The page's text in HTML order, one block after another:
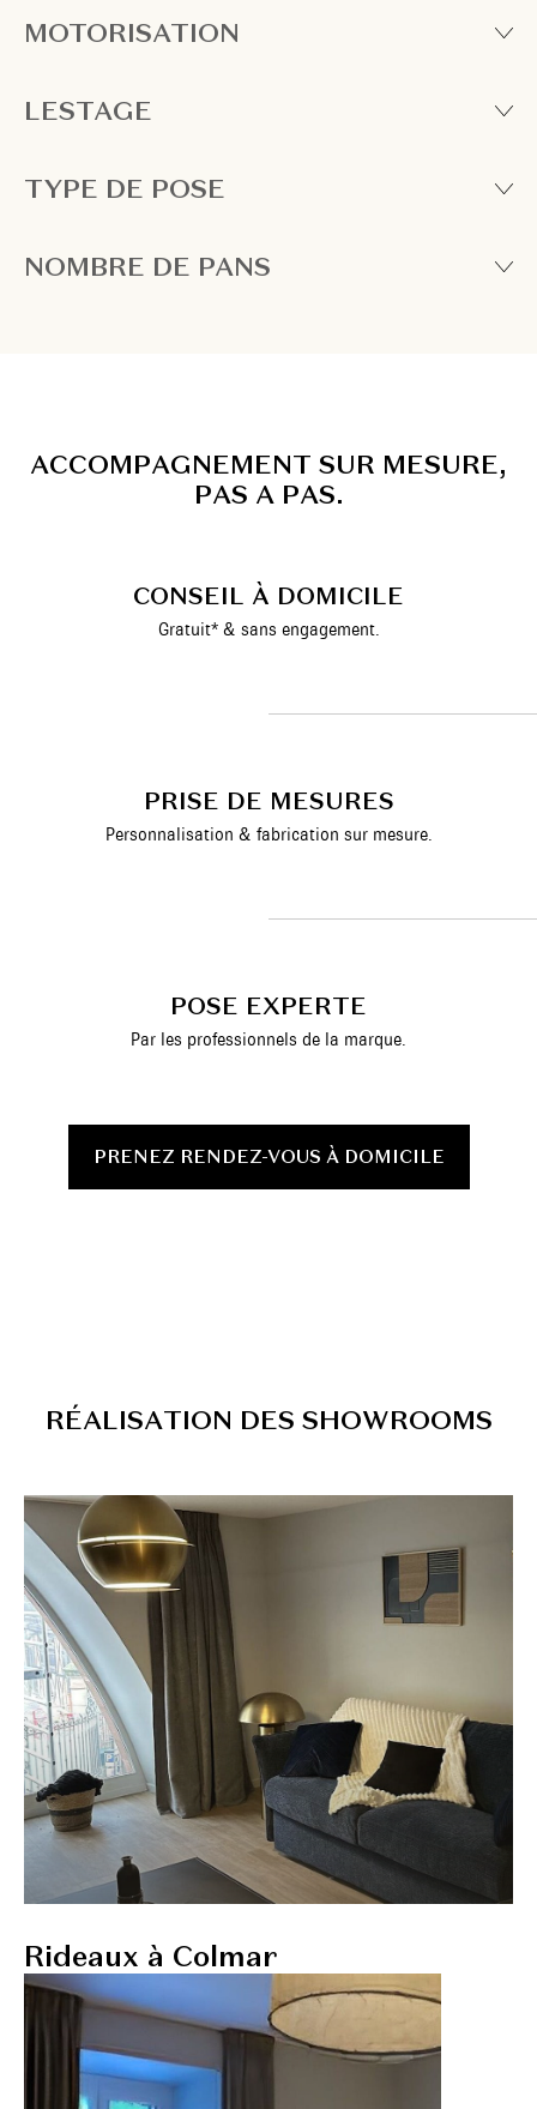
MOTORISATION
LESTAGE
TYPE DE POSE
NOMBRE DE PANS
ACCOMPAGNEMENT SUR MESURE,
PAS A PAS.
CONSEIL À DOMICILE
Gratuit* & sans engagement.
PRISE DE MESURES
Personnalisation & fabrication sur mesure.
POSE EXPERTE
Par les professionnels de la marque.
PRENEZ RENDEZ-VOUS À DOMICILE
RÉALISATION DES SHOWROOMS
Rideaux à Colmar